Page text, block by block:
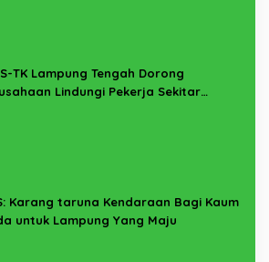
TK Lampung Tengah Dorong
Lindungi Pekerja Sekitar
Karang taruna Kendaraan Bagi Kaum
untuk Lampung Yang Maju